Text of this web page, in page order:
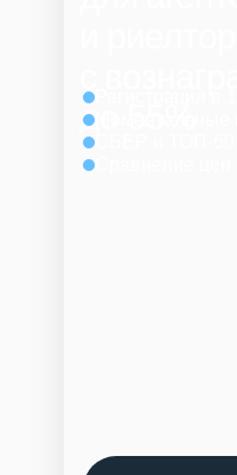
до 55%
Регистрация в 1
Моментальные
СБЕР и ТОП-60
Сравнение цен